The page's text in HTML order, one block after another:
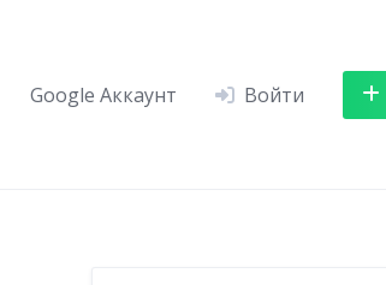
Google Аккаунт Войти